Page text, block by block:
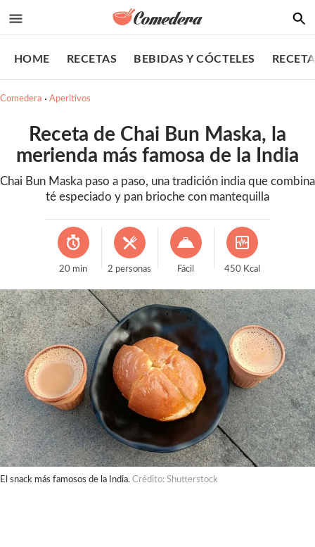
HOME RECETAS BEBIDAS Y CÓCTELES
Comedera Aperitivos
Receta de Chai Bun Maska, la
merienda más famosa de la India
Chai Bun Maska paso a paso, una tradición india que combina
té especiado y pan brioche con mantequilla
20 min 2 personas Fácil 450 Kcal
El snack más famosos de la India. Crédito: Shutterstock